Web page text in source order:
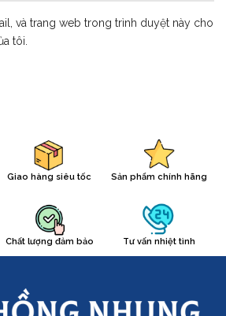
và trang web trong trình duyệt này cho
tôi.
Giao hàng siêu tốc Sản phẩm chính hãng
Chất lượng đảm bảo Tư vấn nhiệt tình